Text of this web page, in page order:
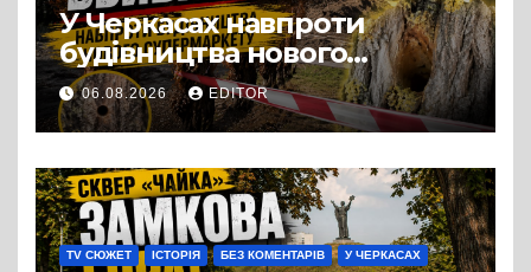
У Черкасах навпроти
будівництва нового
супермаркету VARUS на
проспекті Перемоги всохли
дерева. І це навряд чи
можна назвати
випадковістю
06.08.2026 EDITOR
TV СЮЖЕТ ІСТОРІЯ БЕЗ КОМЕНТАРІВ У ЧЕРКАСАХ